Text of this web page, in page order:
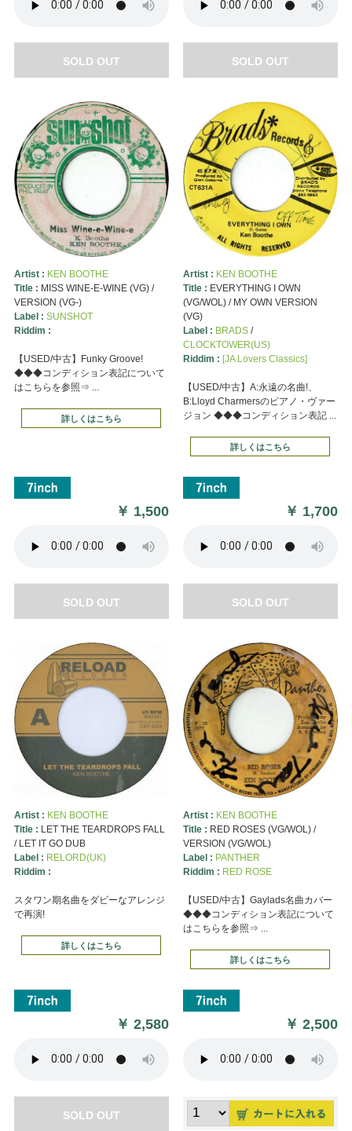
SOLD OUT SOLD OUT
Artist : KEN BOOTHE
Title : MISS WINE-E-WINE (VG) /
VERSION (VG-)
Label : SUNSHOT
Riddim :
【USED/中古】Funky Groove!
◆◆◆コンディション表記について
はこちらを参照⇒ ...
詳しくはこちら
￥ 1,500
SOLD OUT
Artist : KEN BOOTHE
Title : EVERYTHING I OWN
(VG/WOL) / MY OWN VERSION
(VG)
Label : BRADS/
CLOCKTOWER(US)
Riddim : [JA Lovers Classics]
【USED/中古】A:永遠の名曲!、
B:Lloyd Charmersのピアノ・ヴァー
ジョン ◆◆◆コンディション表記 ...
詳しくはこちら
￥ 1,700
SOLD OUT
Artist : KEN BOOTHE
Title : LET THE TEARDROPS FALL
/ LET IT GO DUB
Label : RELORD(UK)
Riddim :
スタワン期名曲をダビーなアレンジ
で再演!
詳しくはこちら
￥2,580
SOLD OUT
Artist : KEN BOOTHE
Title : RED ROSES (VG/WOL) /
VERSION (VG/WOL)
Label : PANTHER
Riddim : RED ROSE
【USED/中古】Gaylads名曲カバー
◆◆◆コンディション表記について
はこちらを参照⇒ ...
詳しくはこちら
￥2,500